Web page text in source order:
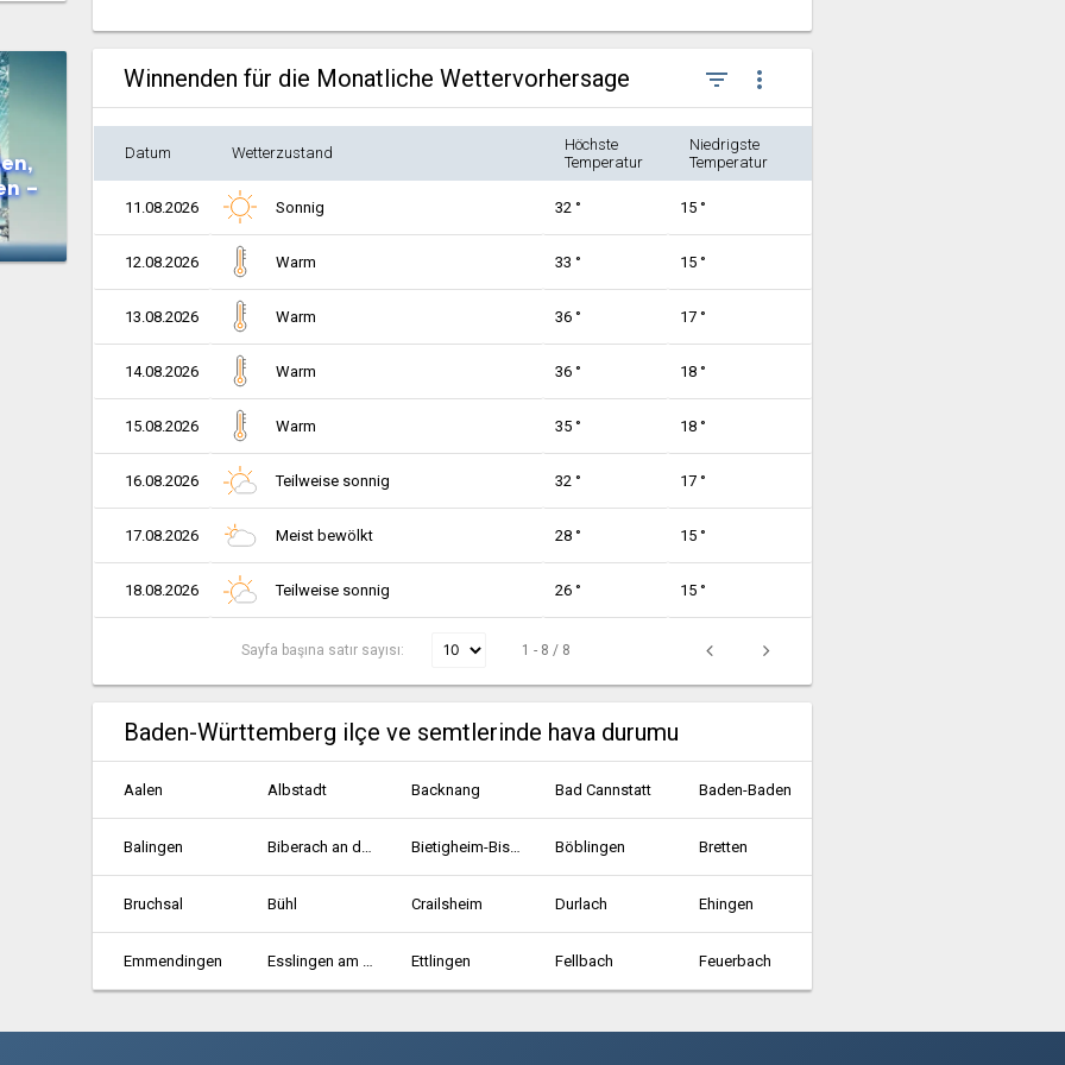
–
Winnenden für die Monatliche Wettervorhersage filter_list more_vert
Datum Wetterzustand
Höchste
Temperatur
Niedrigste
Temperatur
11.08.2026 Sonnig 32 ° 15 °
12.08.2026 Warm 33 ° 15 °
13.08.2026 Warm 36 ° 17 °
14.08.2026 Warm 36 ° 18 °
15.08.2026 Warm 35 ° 18 °
16.08.2026 Teilweise sonnig 32 ° 17 °
17.08.2026 Meist bewölkt 28 ° 15 °
18.08.2026 Teilweise sonnig 26 ° 15 °
Sayfa başına satır sayısı: 1 - 8 / 8
Baden-Württemberg ilçe ve semtlerinde hava durumu
Aalen Albstadt Backnang Bad Cannstatt Baden-Baden
Balingen Biberach an der Riss Bietigheim-Bissingen Böblingen Bretten
Bruchsal Bühl Crailsheim Durlach Ehingen
Emmendingen Esslingen am Neckar Ettlingen Fellbach Feuerbach